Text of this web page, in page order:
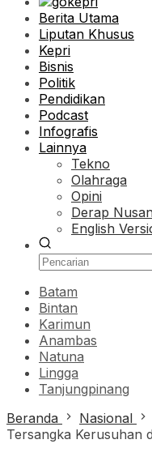
Berita Utama
Liputan Khusus
Kepri
Bisnis
Politik
Pendidikan
Podcast
Infografis
Lainnya
Tekno
Olahraga
Opini
Derap
English
Batam
Bintan
Karimun
Anambas
Natuna
Lingga
Tanjungpinang
Beranda
Nasional
Tersangka Kerusuhan